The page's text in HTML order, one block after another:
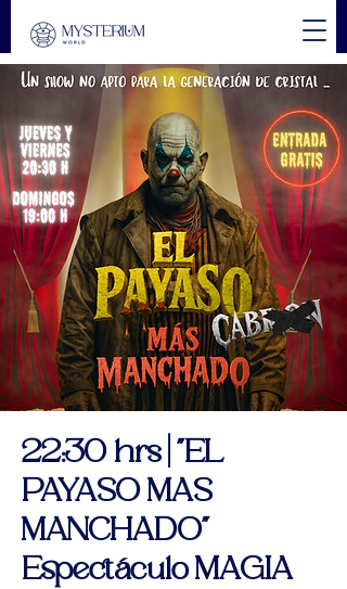
22:30 hrs | "EL
PAYASO MAS
MANCHADO"
Espectáculo MAGIA